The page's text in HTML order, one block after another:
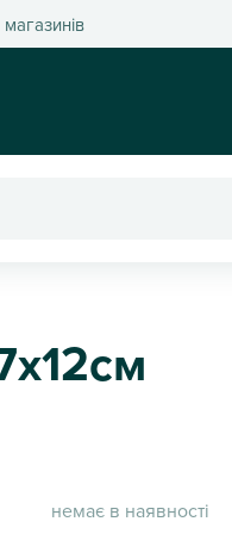
Мережа магазинів
немає в наявності